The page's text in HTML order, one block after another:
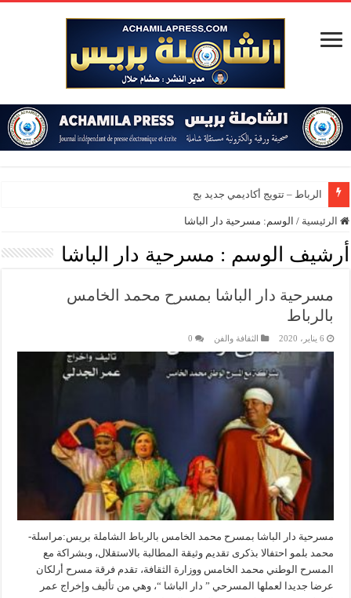
الرباط – تتويج أكاديمي جديد بجامعة محم
الرئيسية / الوسم: مسرحية دار الباشا
أرشيف الوسم : مسرحية دار الباشا
مسرحية دار الباشا بمسرح محمد الخامس
بالرباط
6 يناير، 2020 الثقافة والفن 0
مسرحية دار الباشا بمسرح محمد الخامس بالرباط الشاملة بريس:مراسلة-
محمد بلمو احتفالا بذكرى تقديم وثيقة المطالبة بالاستقلال، وبشراكة مع
المسرح الوطني محمد الخامس ووزارة الثقافة، تقدم فرقة مسرح أرلكان
عرضا جديدا لعملها المسرحي ” دار الباشا “، وهي من تأليف وإخراج عمر